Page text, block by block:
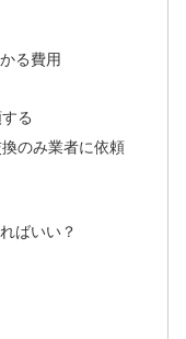
る費用
る
のみ業者に依頼
ばいい？